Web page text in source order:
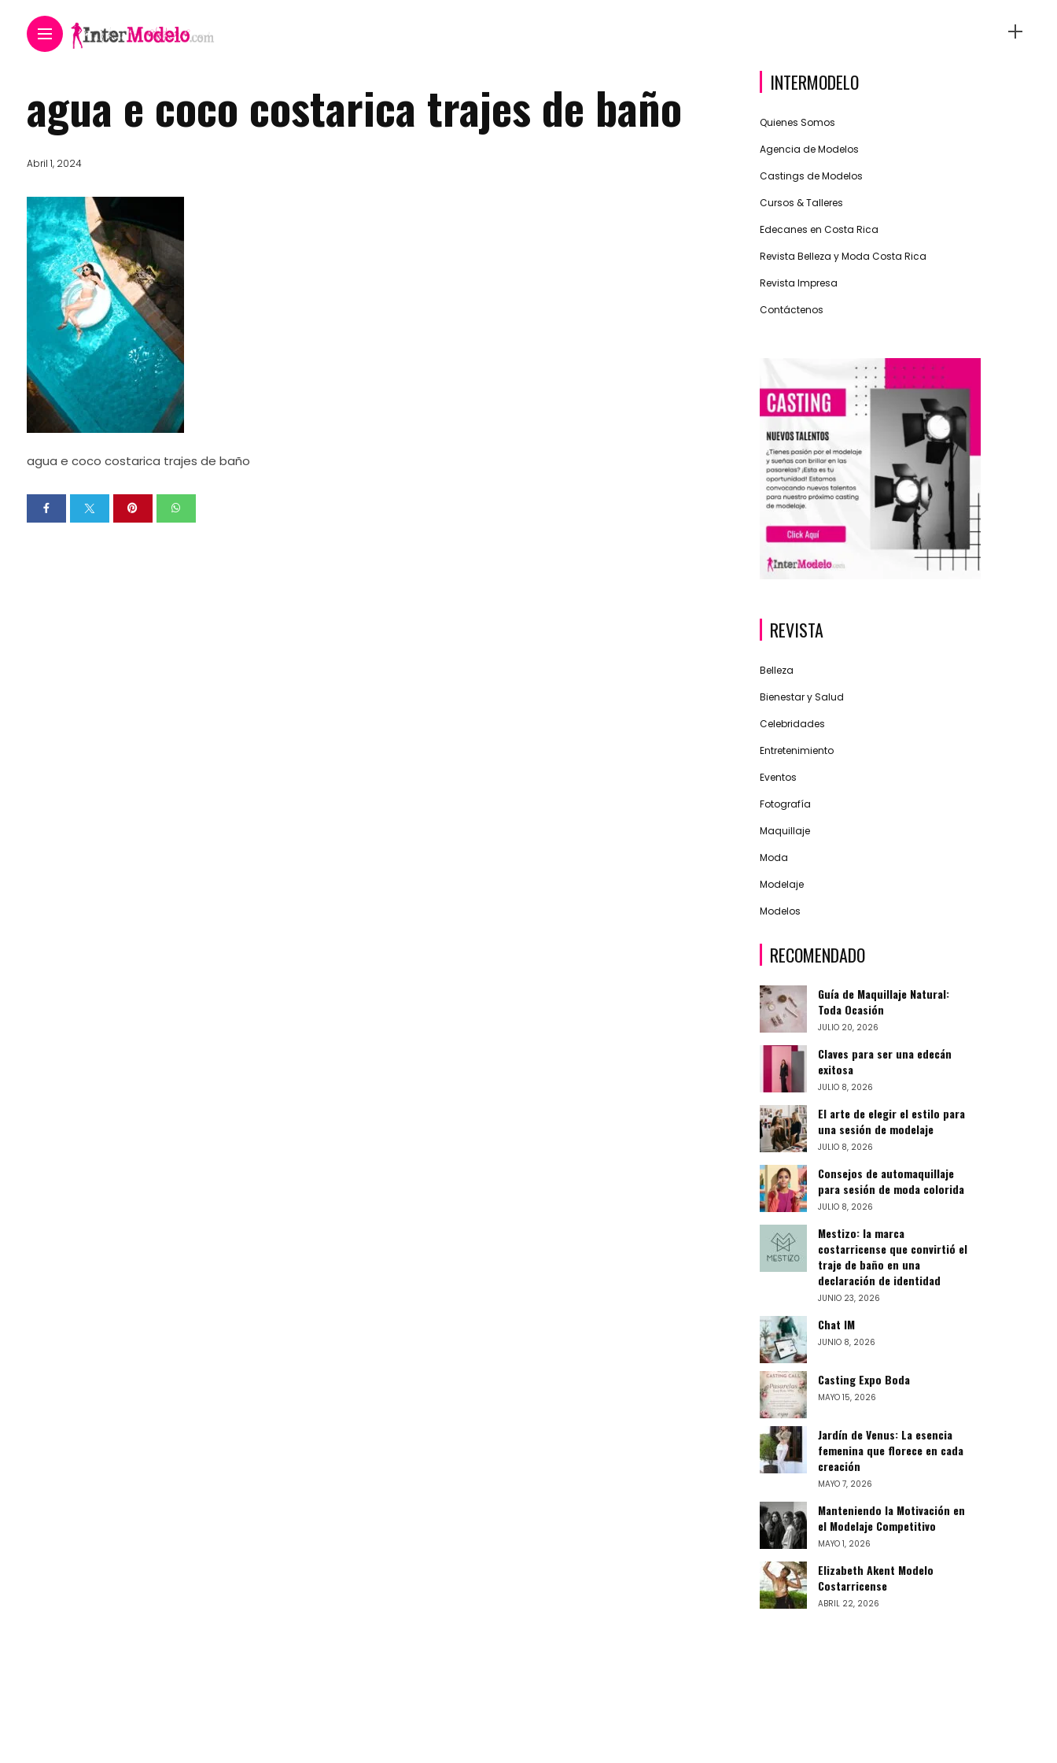
agua e coco costarica trajes de baño
Abril 1, 2024
agua e coco costarica trajes de baño
INTERMODELO
Quienes Somos
Agencia de Modelos
Castings de Modelos
Cursos & Talleres
Edecanes en Costa Rica
Revista Belleza y Moda Costa Rica
Revista Impresa
Contáctenos
REVISTA
Belleza
Bienestar y Salud
Celebridades
Entretenimiento
Eventos
Fotografía
Maquillaje
Moda
Modelaje
Modelos
RECOMENDADO
Guía de Maquillaje Natural:
Toda Ocasión
JULIO 20, 2026
Claves para ser una edecán
exitosa
JULIO 8, 2026
El arte de elegir el estilo para
una sesión de modelaje
JULIO 8, 2026
Consejos de automaquillaje
para sesión de moda colorida
JULIO 8, 2026
Mestizo: la marca
costarricense que convirtió el
traje de baño en una
declaración de identidad
JUNIO 23, 2026
Chat IM
JUNIO 8, 2026
Casting Expo Boda
MAYO 15, 2026
Jardín de Venus: La esencia
femenina que florece en cada
creación
MAYO 7, 2026
Manteniendo la Motivación en
el Modelaje Competitivo
MAYO 1, 2026
Elizabeth Akent Modelo
Costarricense
ABRIL 22, 2026